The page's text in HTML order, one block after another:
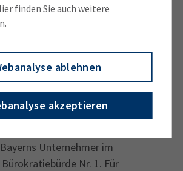
finden Sie auch weitere
ablehnen
akzeptieren
Brisanz. Die Ergebnisse
BIHK-Hauptgeschäftsführer
BIHK- Datenschutzbeauftragte
daher die Chance, Politik und
hinzuweisen, was in der Praxis
Unternehmer im
Nr. 1. Für